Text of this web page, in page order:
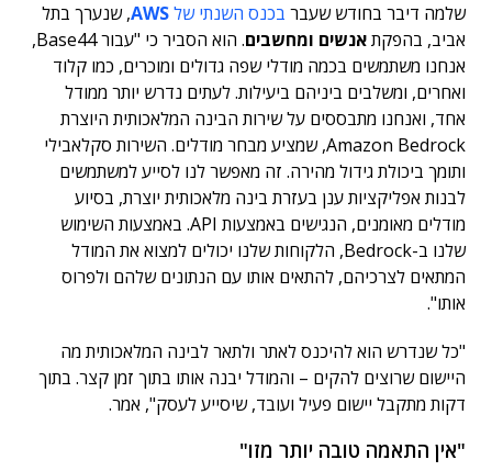
שלמה דיבר בחודש שעבר בכנס השנתי שלAWS, שנערך בתל
אביב, בהפקתאנשים ומחשבים
. הוא הסביר כי "עבור Base44,
אנחנו משתמשים בכמה מודלי שפה גדולים ומוכרים, כמו קלוד
ואחרים, ומשלבים ביניהם ביעילות. לעתים נדרש יותר ממודל
אחד, ואנחנו מתבססים על שירות הבינה המלאכותית היוצרת
Amazon Bedrock, שמציע מבחר מודלים. השירות סקלאבילי
ותומך ביכולת גידול מהירה. זה מאפשר לנו לסייע למשתמשים
לבנות אפליקציות ענן בעזרת בינה מלאכותית יוצרת, בסיוע
מודלים מאומנים, הנגישים באמצעות API. באמצעות השימוש
שלנו ב-Bedrock, הלקוחות שלנו יכולים למצוא את המודל
המתאים לצרכיהם, להתאים אותו עם הנתונים שלהם ולפרוס
אותו".
"כל שנדרש הוא להיכנס לאתר ולתאר לבינה המלאכותית מה
היישום שרוצים להקים – והמודל יבנה אותו בתוך זמן קצר. בתוך
דקות מתקבל יישום פעיל ועובד, שיסייע לעסק", אמר.
"אין התאמה טובה יותר מזו"